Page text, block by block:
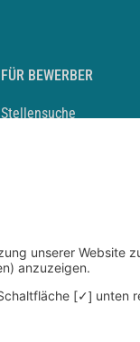
FÜR BEWERBER
Stellensuche
Durchsuchen Sie den